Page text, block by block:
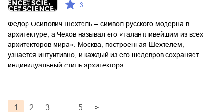
3
Федор Осипович Шехтель – символ русского модерна в
архитектуре, а Чехов называл его «талантливейшим из всех
архитекторов мира». Москва, построенная Шехтелем,
узнается интуитивно, и каждый из его шедевров сохраняет
индивидуальный стиль архитектора. – …
1 2 3 5 >